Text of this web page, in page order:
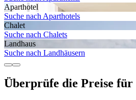
Aparthotel
Suche nach Aparthotels
Chalet
Suche nach Chalets
Landhaus
Suche nach Landhäusern
Überprüfe die Preise für